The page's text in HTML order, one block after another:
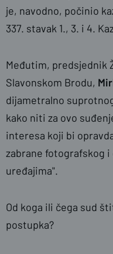
je, navodno, počinio
337. stavak 1., 3. i 4.
Međutim, predsjednik
Slavonskom Brodu,
dijametralno
kako niti za ovo
interesa koji bi
zabrane fotografskog
uređajima".
Od koga ili čega sud
postupka?